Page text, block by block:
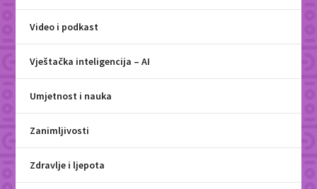
Video i podkast
Vještačka inteligencija – AI
Umjetnost i nauka
Zanimljivosti
Zdravlje i ljepota